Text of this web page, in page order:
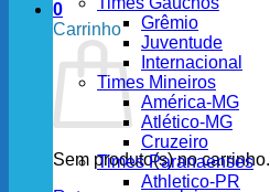
0
Carrinho
Sem produto(s) no carrinho.
Grêmio
Juventude
Internacional
Times Mineiros
América-MG
Atlético-MG
Cruzeiro
Times Paranaenses
Athletico-PR